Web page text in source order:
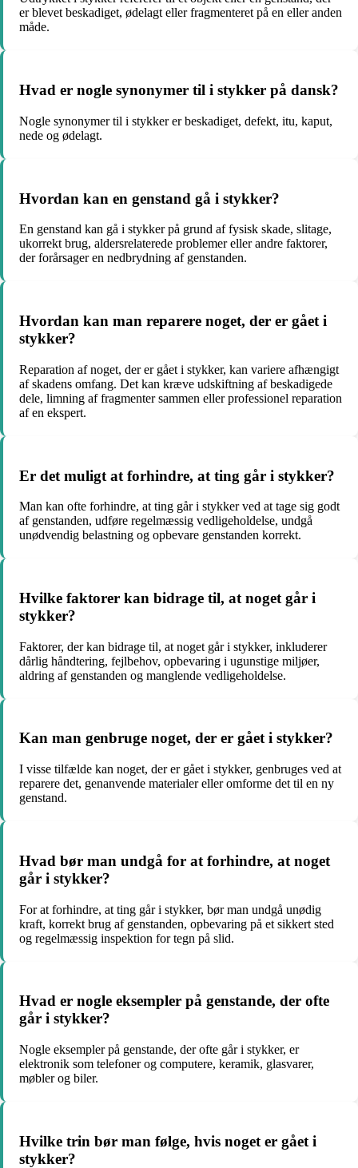
er blevet beskadiget, ødelagt eller fragmenteret på en eller anden
måde.
Hvad er nogle synonymer til i stykker på dansk?
Nogle synonymer til i stykker er beskadiget, defekt, itu, kaput,
nede og ødelagt.
Hvordan kan en genstand gå i stykker?
En genstand kan gå i stykker på grund af fysisk skade, slitage,
ukorrekt brug, aldersrelaterede problemer eller andre faktorer,
der forårsager en nedbrydning af genstanden.
Hvordan kan man reparere noget, der er gået i
stykker?
Reparation af noget, der er gået i stykker, kan variere afhængigt
af skadens omfang. Det kan kræve udskiftning af beskadigede
dele, limning af fragmenter sammen eller professionel reparation
af en ekspert.
Er det muligt at forhindre, at ting går i stykker?
Man kan ofte forhindre, at ting går i stykker ved at tage sig godt
af genstanden, udføre regelmæssig vedligeholdelse, undgå
unødvendig belastning og opbevare genstanden korrekt.
Hvilke faktorer kan bidrage til, at noget går i
stykker?
Faktorer, der kan bidrage til, at noget går i stykker, inkluderer
dårlig håndtering, fejlbehov, opbevaring i ugunstige miljøer,
aldring af genstanden og manglende vedligeholdelse.
Kan man genbruge noget, der er gået i stykker?
I visse tilfælde kan noget, der er gået i stykker, genbruges ved at
reparere det, genanvende materialer eller omforme det til en ny
genstand.
Hvad bør man undgå for at forhindre, at noget
går i stykker?
For at forhindre, at ting går i stykker, bør man undgå unødig
kraft, korrekt brug af genstanden, opbevaring på et sikkert sted
og regelmæssig inspektion for tegn på slid.
Hvad er nogle eksempler på genstande, der ofte
går i stykker?
Nogle eksempler på genstande, der ofte går i stykker, er
elektronik som telefoner og computere, keramik, glasvarer,
møbler og biler.
Hvilke trin bør man følge, hvis noget er gået i
stykker?